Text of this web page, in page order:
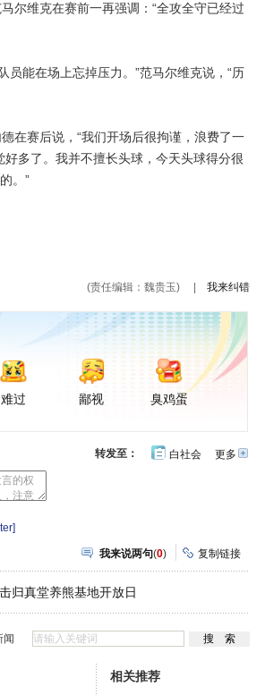
尔维克在赛前一再强调：“全攻全守已经过
能在场上忘掉压力。”范马尔维克说，“历
赛后说，“我们开场后很拘谨，浪费了一
多了。我并不擅长头球，今天头球得分很
。”
(责任编辑：魏贵玉) 我来纠错
难过 鄙视 臭鸡蛋
更多开
转发至： 白社会
我来说两句(0) 复制链接
归真堂养熊基地开放日
闻
相关推荐